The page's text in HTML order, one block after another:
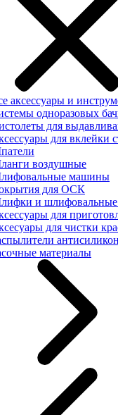
аксессуары и
одноразовых
для
для вклейки
воздушные
машины
для ОСК
и шлифовальные
для
для чистки
материалы